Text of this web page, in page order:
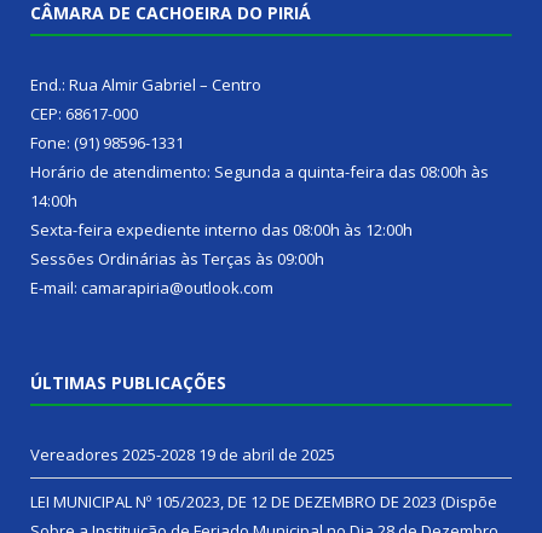
CÂMARA DE CACHOEIRA DO PIRIÁ
End.: Rua Almir Gabriel – Centro
CEP: 68617-000
Fone: (91) 98596-1331
Horário de atendimento: Segunda a quinta-feira das 08:00h às
14:00h
Sexta-feira expediente interno das 08:00h às 12:00h
Sessões Ordinárias às Terças às 09:00h
E-mail: camarapiria@outlook.com
ÚLTIMAS PUBLICAÇÕES
Vereadores 2025-2028 19 de abril de 2025
LEI MUNICIPAL Nº 105/2023, DE 12 DE DEZEMBRO DE 2023 (Dispõe